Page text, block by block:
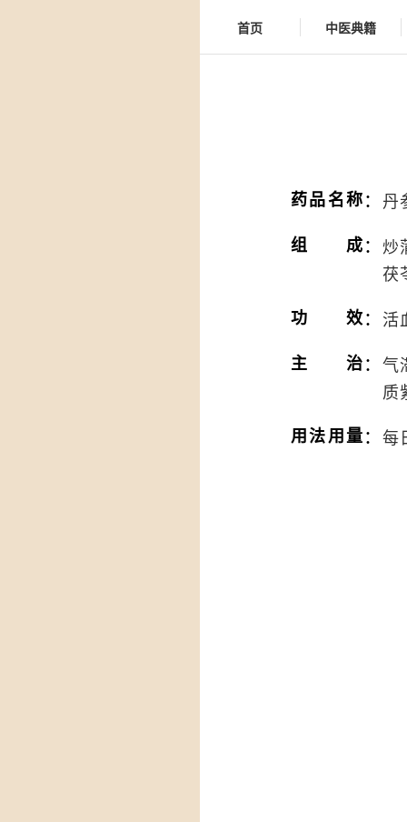
首页 中医典籍
药品名称： 丹
组成： 炒
茯
功效： 活
主治： 气
质
用法用量： 每